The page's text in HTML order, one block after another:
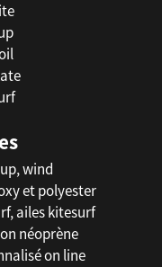
wind
et polyester
ailes kitesurf
néoprène
on line